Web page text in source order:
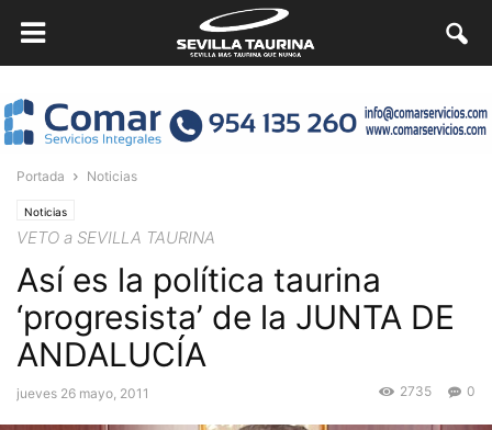
Portada Noticias
Noticias
VETO a SEVILLA TAURINA
Así es la política taurina
‘progresista’ de la JUNTA DE
ANDALUCÍA
jueves 26 mayo, 2011 0
2735